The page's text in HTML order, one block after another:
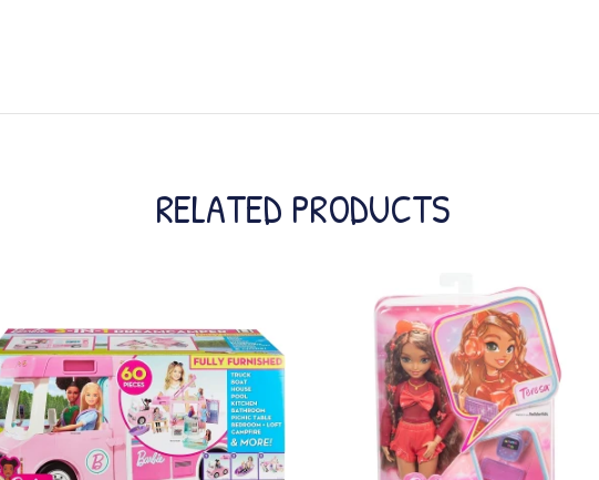
RELATED PRODUCTS